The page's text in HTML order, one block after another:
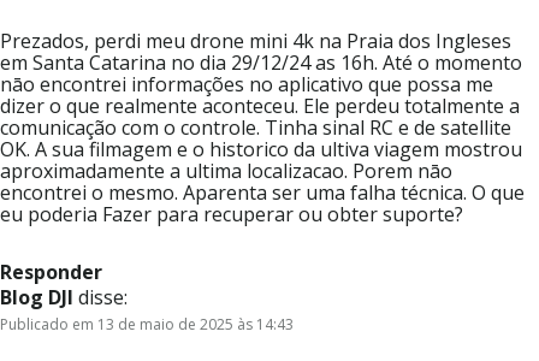
Prezados, perdi meu drone mini 4k na Praia dos Ingleses
em Santa Catarina no dia 29/12/24 as 16h. Até o momento
nāo encontrei informações no aplicativo que possa me
dizer o que realmente aconteceu. Ele perdeu totalmente a
comunicação com o controle. Tinha sinal RC e de satellite
OK. A sua filmagem e o historico da ultiva viagem mostrou
aproximadamente a ultima localizacao. Porem nāo
encontrei o mesmo. Aparenta ser uma falha técnica. O que
eu poderia Fazer para recuperar ou obter suporte?
Responder
Blog DJI disse:
Publicado em 13 de maio de 2025 às 14:43